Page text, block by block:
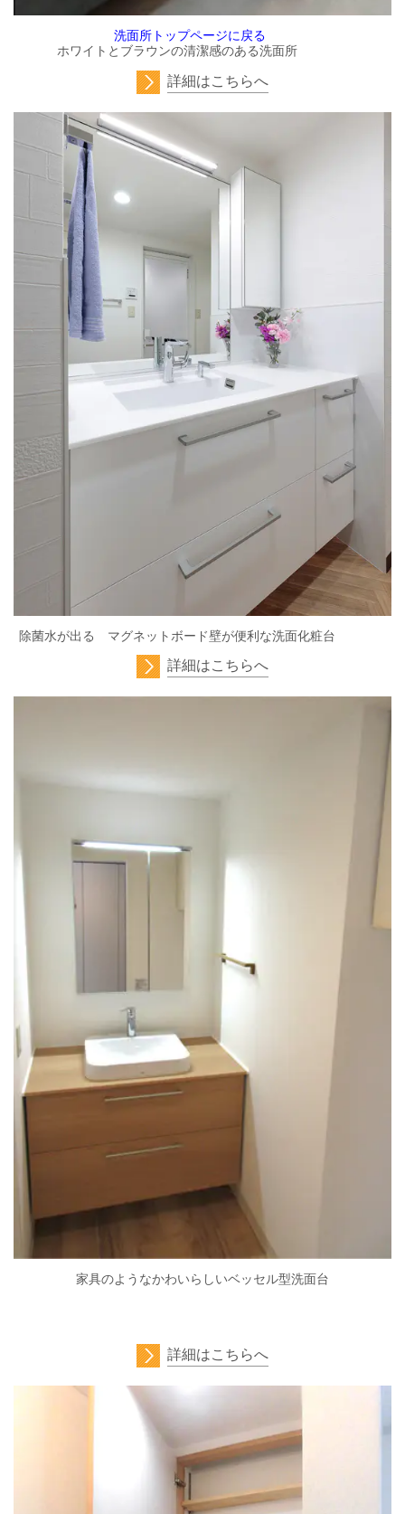
洗面所トップページに戻る
ホワイトとブラウンの清潔感のある洗面所
詳細はこちらへ
除菌水が出る マグネットボード壁が便利な洗面化粧台
詳細はこちらへ
家具のようなかわいらしいベッセル型洗面台
詳細はこちらへ